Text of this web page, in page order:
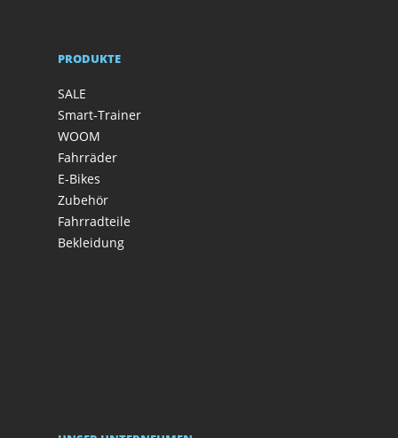
PRODUKTE
SALE
Smart-Trainer
WOOM
Fahrräder
E-Bikes
Zubehör
Fahrradteile
Bekleidung